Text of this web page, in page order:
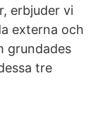
erbjuder vi
externa och
grundades
tre